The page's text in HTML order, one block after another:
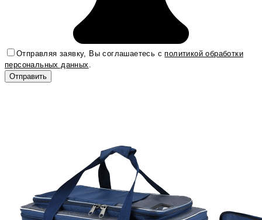
Отправляя заявку, Вы соглашаетесь сполитикой обработки
персональных данных.